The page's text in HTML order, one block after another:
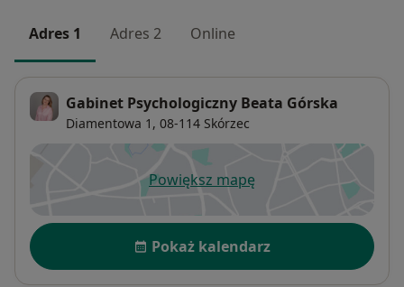
Adres 1 Adres 2 Online
Gabinet Psychologiczny Beata Górska
Diamentowa 1, 08-114 Skórzec
Powiększ mapęotwiera się w nowej karcie
Dostępność
Pokaż kalendarz